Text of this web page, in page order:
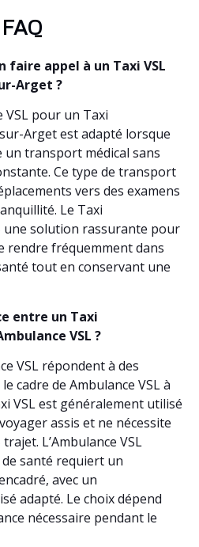
FAQ
faire appel à un Taxi VSL
Arget ?
VSL pour un Taxi
Arget est adapté lorsque
un transport médical sans
Ce type de transport
vers des examens
Le Taxi
solution rassurante pour
rendre fréquemment dans
tout en conservant une
entre un Taxi
VSL ?
VSL répondent à des
cadre de Ambulance VSL à
VSL est généralement utilisé
assis et ne nécessite
L’Ambulance VSL
santé requiert un
avec un
adapté. Le choix dépend
nécessaire pendant le